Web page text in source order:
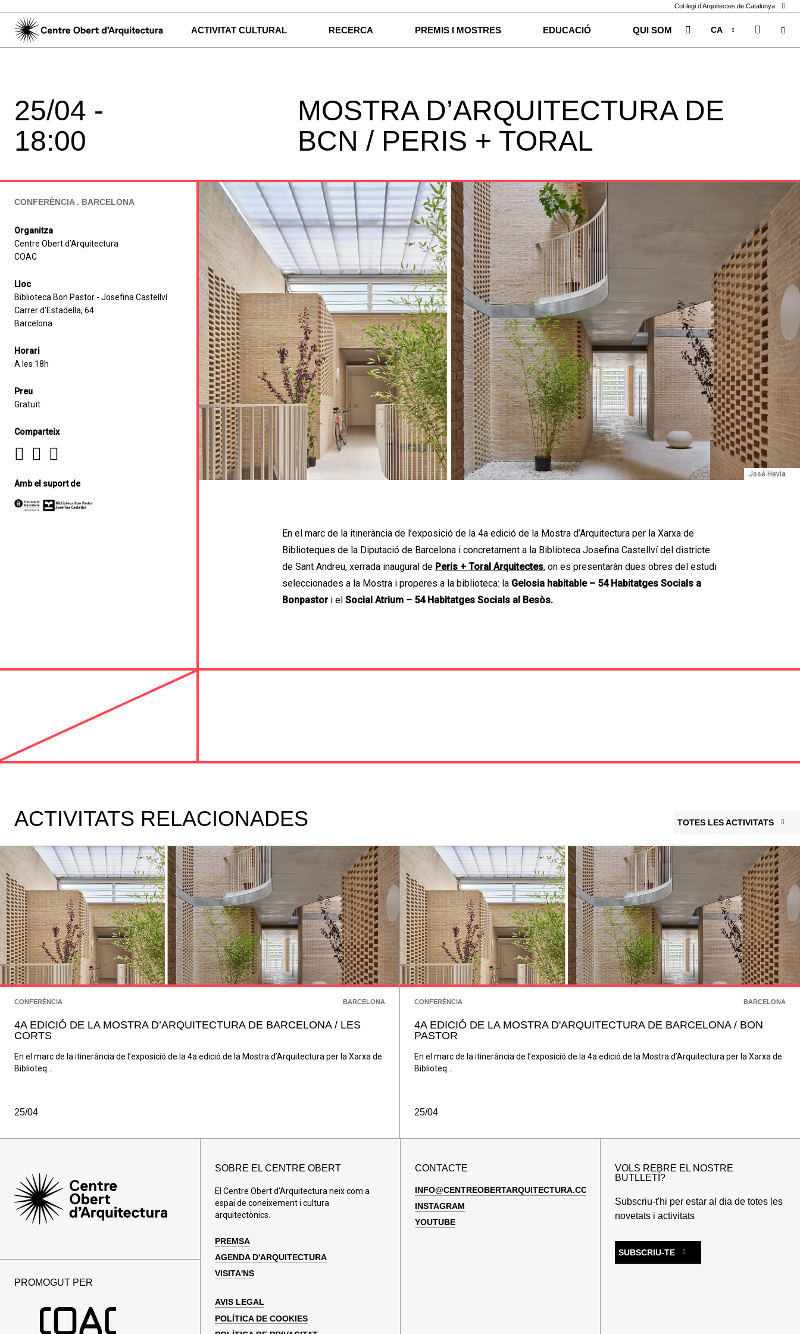
Col·legi d’Arquitectes de Catalunya
ACTIVITAT CULTURAL RECERCA PREMIS I MOSTRES EDUCACIÓ QUI SOM
CA
ES
25/04 -
18:00
MOSTRA D’ARQUITECTURA DE
BCN / PERIS + TORAL
CONFERÈNCIA . BARCELONA
Organitza
Centre Obert d’Arquitectura
COAC
Lloc
Biblioteca Bon Pastor - Josefina Castellví
Carrer d'Estadella, 64
Barcelona
Horari
A les 18h
Preu
Gratuït
Comparteix
Amb el suport de
José Hevia
En el marc de la itinerància de l’exposició de la 4a edició de la Mostra d’Arquitectura per la Xarxa de
Biblioteques de la Diputació de Barcelona i concretament a la Biblioteca Josefina Castellví del districte
de Sant Andreu, xerrada inaugural de Peris + Toral Arquitectes, on es presentaràn dues obres del estudi
seleccionades a la Mostra i properes a la biblioteca: la Gelosia habitable – 54 Habitatges Socials a
Bonpastori el Social Atrium – 54 Habitatges Socials al Besòs.
ACTIVITATS RELACIONADES TOTES LES ACTIVITATS
CONFERÈNCIA BARCELONA
4A EDICIÓ DE LA MOSTRA D’ARQUITECTURA DE BARCELONA / LES
CORTS
En el marc de la itinerància de l’exposició de la 4a edició de la Mostra d’Arquitectura per la Xarxa de
Biblioteq...
25/04
CONFERÈNCIA BARCELONA
4A EDICIÓ DE LA MOSTRA D'ARQUITECTURA DE BARCELONA / BON
PASTOR
En el marc de la itinerància de l’exposició de la 4a edició de la Mostra d’Arquitectura per la Xarxa de
Biblioteq...
25/04
PROMOGUT PER
SOBRE EL CENTRE OBERT
El Centre Obert d’Arquitectura neix com a
espai de coneixement i cultura
arquitectònics.
PREMSA
AGENDA D'ARQUITECTURA
VISITA'NS
AVIS LEGAL
POLÍTICA DE COOKIES
CONTACTE
INFO@CENTREOBERTARQUITECTURA.COM
INSTAGRAM
YOUTUBE
VOLS REBRE EL NOSTRE
BUTLLETÍ?
Subscriu-t'hi per estar al dia de totes les
novetats i activitats
SUBSCRIU-TE